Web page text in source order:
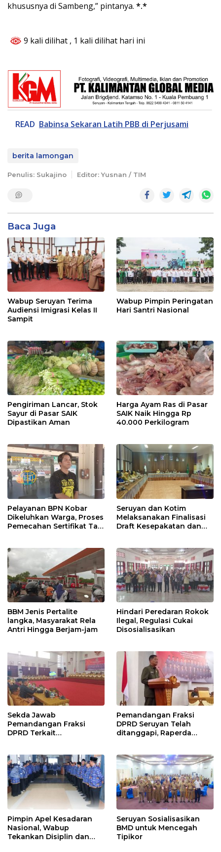
khususnya di Sambeng,” pintanya. *.*
9 kali dilihat , 1 kali dilihat hari ini
READ Babinsa Sekaran Latih PBB di Perjusami
berita lamongan
Penulis: Sukajino Editor: Yusnan / TIM
Baca Juga
Wabup Seruyan Terima
Audiensi Imigrasi Kelas II
Sampit
Wabup Pimpin Peringatan
Hari Santri Nasional
Pengiriman Lancar, Stok
Sayur di Pasar SAIK
Dipastikan Aman
Harga Ayam Ras di Pasar
SAIK Naik Hingga Rp
40.000 Perkilogram
Pelayanan BPN Kobar
Dikeluhkan Warga, Proses
Pemecahan Sertifikat Tak
Seruyan dan Kotim
Melaksanakan Finalisasi
Draft Kesepakatan dan
BBM Jenis Pertalite
langka, Masyarakat Rela
Antri Hingga Berjam-jam
Hindari Peredaran Rokok
Ilegal, Regulasi Cukai
Disosialisasikan
Sekda Jawab
Pemandangan Fraksi
DPRD Terkait
2024
Pemandangan Fraksi
DPRD Seruyan Telah
ditanggapi, Raperda
Pimpin Apel Kesadaran
Nasional, Wabup
Tekankan Disiplin dan
Seruyan Sosialisasikan
BMD untuk Mencegah
Tipikor